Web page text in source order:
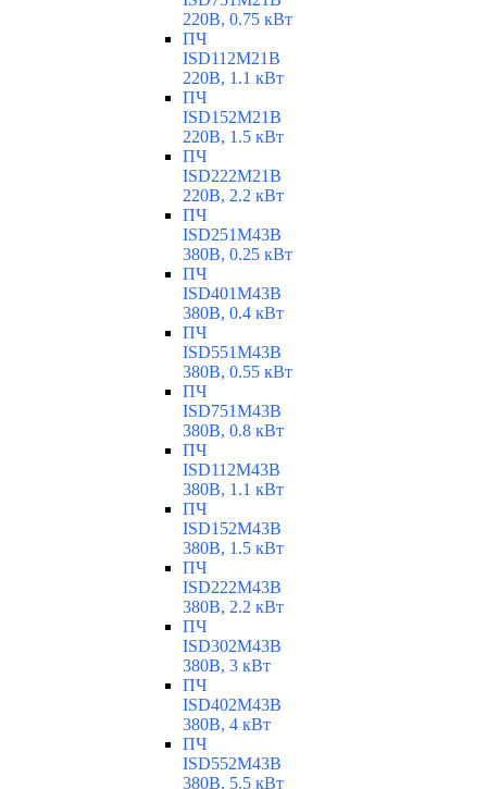
220В, 0.75 кВт
ПЧ
ISD112M21B
220В, 1.1 кВт
ПЧ
ISD152M21B
220В, 1.5 кВт
ПЧ
ISD222M21B
220В, 2.2 кВт
ПЧ
ISD251M43B
380В, 0.25 кВт
ПЧ
ISD401M43B
380В, 0.4 кВт
ПЧ
ISD551M43B
380В, 0.55 кВт
ПЧ
ISD751M43B
380В, 0.8 кВт
ПЧ
ISD112M43B
380В, 1.1 кВт
ПЧ
ISD152M43B
380В, 1.5 кВт
ПЧ
ISD222M43B
380В, 2.2 кВт
ПЧ
ISD302M43B
380В, 3 кВт
ПЧ
ISD402M43B
380В, 4 кВт
ПЧ
ISD552M43B
380В, 5.5 кВт